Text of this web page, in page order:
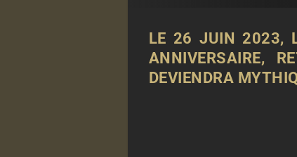
LE 26 JUIN 2023,
ANNIVERSAIRE,
DEVIENDRA